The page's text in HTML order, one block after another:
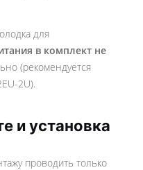
для
в комплект не
(рекомендуется
2U).
и установка
проводить только